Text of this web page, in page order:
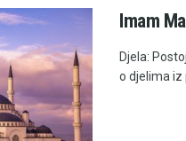
Imam
Djela:
o djelima iz